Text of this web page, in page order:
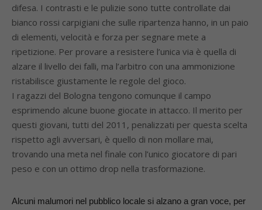
difesa. I contrasti e le pulizie sono tutte controllate dai
bianco rossi carpigiani che sulle ripartenza hanno, in un paio
di elementi, velocità e forza per segnare mete a
ripetizione. Per provare a resistere l’unica via è quella di
alzare il livello dei falli, ma l’arbitro con una ammonizione
ristabilisce giustamente le regole del gioco.
I ragazzi del Bologna tengono comunque il campo
esprimendo alcune buone giocate in attacco. Il merito per
questi giovani, tutti del 2011, penalizzati per questa scelta
rispetto agli avversari, è quello di non mollare mai,
trovando una meta nel finale con l’unico giocatore di pari
peso e con un ottimo drop nella trasformazione.
Alcuni malumori nel pubblico locale si alzano a gran voce, per